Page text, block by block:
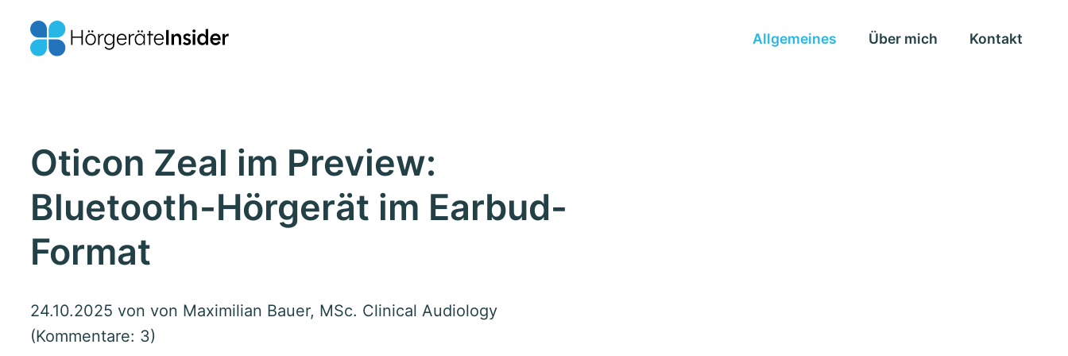
Allgemeines Über mich Kontakt
Oticon Zeal im Preview:
Bluetooth-Hörgerät im Earbud-
Format
24.10.2025 von von Maximilian Bauer, MSc. Clinical Audiology
(Kommentare: 3)